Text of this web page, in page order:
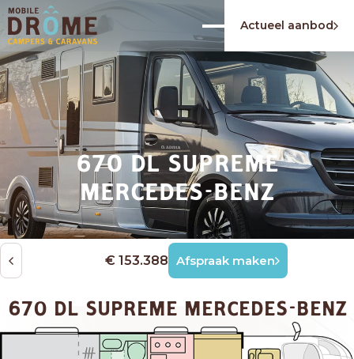
Actueel aanbod
670 DL SUPREME
MERCEDES-BENZ
€ 153.388 Afspraak maken
670 DL SUPREME MERCEDES-BENZ